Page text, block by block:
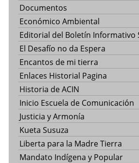
Documentos
Económico Ambiental
Editorial del Boletín Informativo
El Desafío no da Espera
Encantos de mi tierra
Enlaces Historial Pagina
Historia de ACIN
Inicio Escuela de Comunicación
Justicia y Armonía
Kueta Susuza
Liberta para la Madre Tierra
Mandato Indígena y Popular